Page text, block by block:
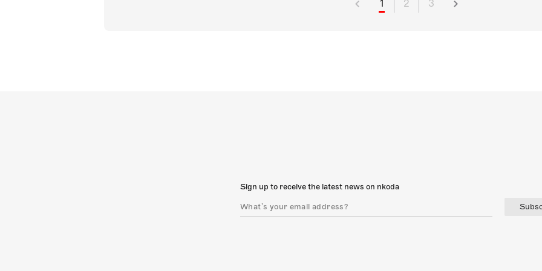
1 2 3
Sign up to receive the latest news on nkoda